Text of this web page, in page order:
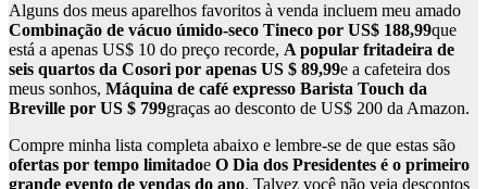
Alguns dos meus aparelhos favoritos à venda incluem meu amado
Combinação de vácuo úmido-seco Tineco por US$ 188,99que
está a apenas US$ 10 do preço recorde, A popular fritadeira de
seis quartos da Cosori por apenas US $ 89,99e a cafeteira dos
meus sonhos, Máquina de café expresso Barista Touch da
Breville por US $ 799graças ao desconto de US$ 200 da Amazon.
Compre minha lista completa abaixo e lembre-se de que estas são
ofertas por tempo limitadoe O Dia dos Presidentes é o primeiro
grande evento de vendas do ano. Talvez você não veja descontos